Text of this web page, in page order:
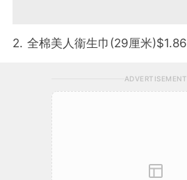
2. 全棉美人衞生巾(29厘米)$1.86
ADVERTISEMENT